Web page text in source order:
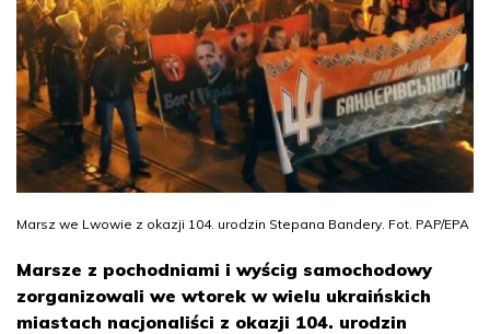
Marsz we Lwowie z okazji 104. urodzin Stepana Bandery. Fot. PAP/EPA
Marsze z pochodniami i wyścig samochodowy
zorganizowali we wtorek w wielu ukraińskich
miastach nacjonaliści z okazji 104. urodzin